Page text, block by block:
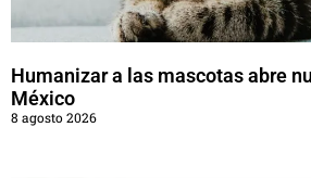
Humanizar a las mascotas abre
México
8 agosto 2026